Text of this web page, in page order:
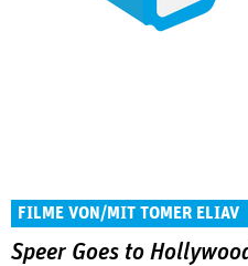
FILME VON/MIT TOMER ELIAV
Speer Goes to